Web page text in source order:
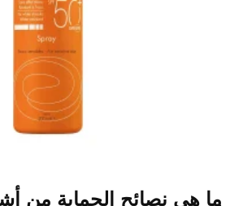
ما هي نصائح الحماية من